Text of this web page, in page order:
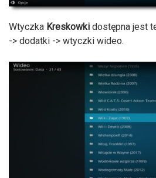
Wtyczka Kreskowki dostępna jest
-> dodatki -> wtyczki wideo.